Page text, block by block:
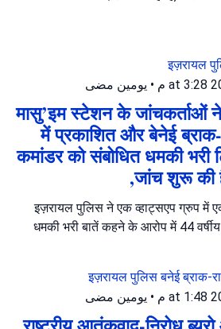
इज़रायल
• يومين مضى
मासु’इम स्टेशन के जांचकर्ताओं
में प्रकाशित और बेनेई
कमांडर को संबोधित धमकी भरी
जांच शुरू की
इज़रायल पुलिस ने एक व्हाट्सएप ग्रुप में
धमकी भरी बातें कहने के आरोप में 44 वर्षीय
इज़रायल पुलिसबनेई ब्राक-
• يومين مضى